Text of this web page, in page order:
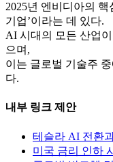
2025년 엔비디아의 핵
기업’이라는 데 있다.
AI 시대의 모든 산업
으며,
이는 글로벌 기술주
다.
내부 링크 제안
테슬라 AI 전환
미국 금리 인하